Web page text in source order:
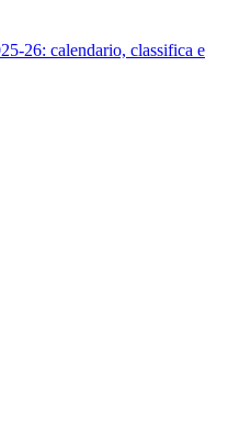
26: calendario, classifica e